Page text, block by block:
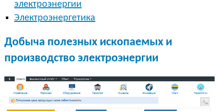
электроэнергии
Электроэнергетика
Добыча полезных ископаемых и
производство электроэнергии